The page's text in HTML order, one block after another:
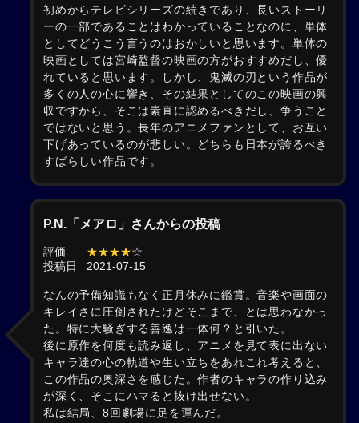
初めからテレビシリーズの続きであり、長いストーリ
ーの一部であることはわかっていることなのに、単体
としてどうこう言うのはおかしいと思います。単体の
映画としては宮崎監督の映画の方がおすすめだし、優
れていると思います。しかし、鬼滅の刃という作品が
多くの人の心に響き、その結果としてのこの映画の興
収ですから、そこは素直に認めるべきだし、争うこと
ではないと思う。長年のアニメファンとして、お互い
下げあっているのが悲しい。どちらも日本が誇るべき
すばらしい作品です。
P.N.「メアロ」さんからの投稿
評価 ★★★★☆
投稿日
2021-07-15
なんの予備知識もなく正月休みに鑑賞。音楽や画面の
キレイさに圧倒されたけどそこまで、とは思わなかっ
た。特に大騒ぎする善逸は一体何？と引いた。
後に原作を何度も読み返し、アニメを見て表に出ない
キャラ達の心の軌道や生い立ちをあれこれ考えると、
この作品の奥深さを感じた。作者のキャラの作り込み
が深く、そこにハマると抜け出せない。
私は結局、8回劇場に足を運んだ。